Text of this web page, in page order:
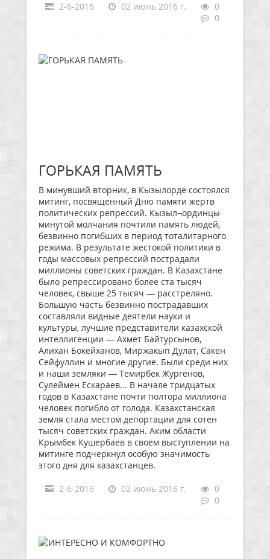
2-6-2016 02 июнь 2016 г.
0
0
ГОРЬКАЯ ПАМЯТЬ
В минувший вторник, в Кызылорде состоялся
митинг, посвященный Дню памяти жертв
политических репрессий. Кызыл¬ординцы
минутой молчания почтили память людей,
безвинно погибших в период тоталитарного
режима. В результате жестокой политики в
годы массовых репрессий пострадали
миллионы советских граждан. В Казахстане
было репрессировано более ста тысяч
человек, свыше 25 тысяч — расстреляно.
Большую часть безвинно пострадавших
составляли видные деятели науки и
культуры, лучшие представители казахской
интеллигенции — Ахмет Байтурсынов,
Алихан Бокейханов, Миржакып Дулат, Сакен
Сейфуллин и многие другие. Были среди них
и наши земляки — Темирбек Жургенов,
Сулеймен Ескараев... В начале тридцатых
годов в Казахстане почти полтора миллиона
человек погибло от голода. Казахстанская
земля стала местом депортации для сотен
тысяч советских граждан. Аким области
Крымбек Кушербаев в своем выступлении на
митинге подчеркнул особую значимость
этого дня для казахстанцев.
2-6-2016 02 июнь 2016 г.
0
0